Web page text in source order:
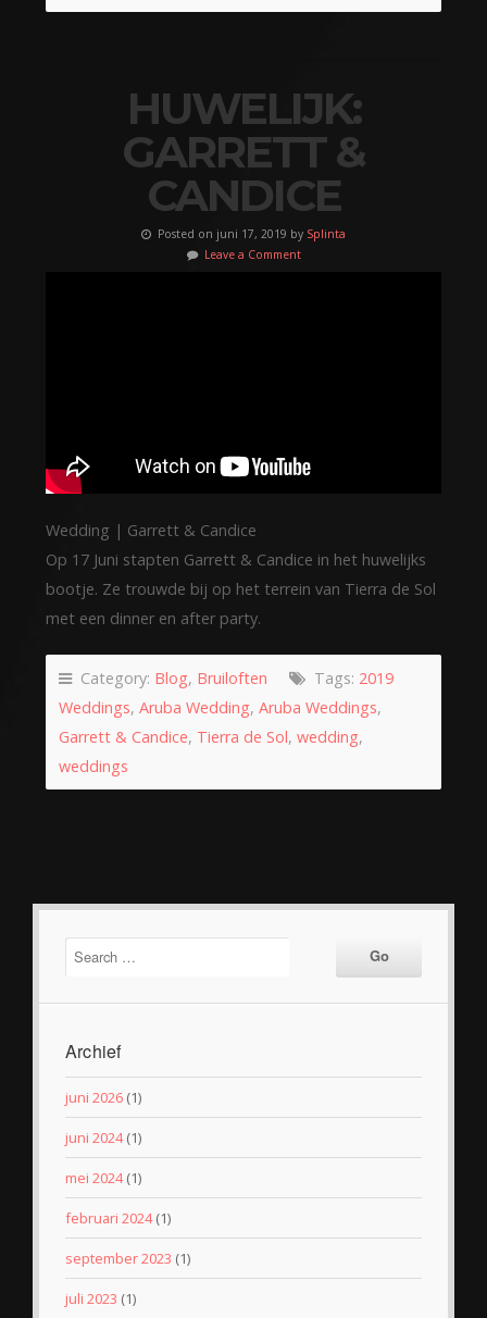
HUWELIJK:
GARRETT &
CANDICE
Posted on juni 17, 2019 by Splinta
Leave a Comment
Wedding | Garrett & Candice
Op 17 Juni stapten Garrett & Candice in het huwelijks
bootje. Ze trouwde bij op het terrein van Tierra de Sol
met een dinner en after party.
Category: Blog, Bruiloften Tags: 2019
Weddings, Aruba Wedding, Aruba Weddings,
Garrett & Candice, Tierra de Sol, wedding,
weddings
Archief
juni 2026 (1)
juni 2024(1)
mei 2024(1)
februari 2024(1)
september 2023 (1)
juli 2023 (1)